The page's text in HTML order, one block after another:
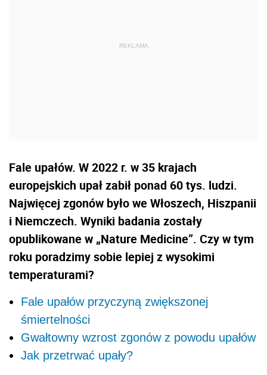
Fale upałów. W 2022 r. w 35 krajach
europejskich upał zabił ponad 60 tys. ludzi.
Najwięcej zgonów było we Włoszech, Hiszpanii
i Niemczech. Wyniki badania zostały
opublikowane w „Nature Medicine”. Czy w tym
roku poradzimy sobie lepiej z wysokimi
temperaturami?
Fale upałów przyczyną zwiększonej
śmiertelności
Gwałtowny wzrost zgonów z powodu upałów
Jak przetrwać upały?